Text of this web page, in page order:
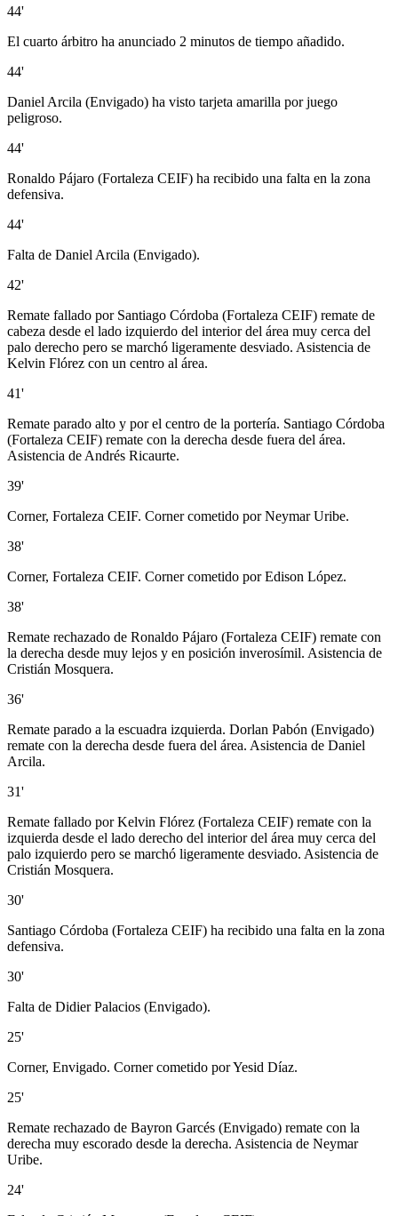
44'
El cuarto árbitro ha anunciado 2 minutos de tiempo añadido.
44'
Daniel Arcila (Envigado) ha visto tarjeta amarilla por juego
peligroso.
44'
Ronaldo Pájaro (Fortaleza CEIF) ha recibido una falta en la zona
defensiva.
44'
Falta de Daniel Arcila (Envigado).
42'
Remate fallado por Santiago Córdoba (Fortaleza CEIF) remate de
cabeza desde el lado izquierdo del interior del área muy cerca del
palo derecho pero se marchó ligeramente desviado. Asistencia de
Kelvin Flórez con un centro al área.
41'
Remate parado alto y por el centro de la portería. Santiago Córdoba
(Fortaleza CEIF) remate con la derecha desde fuera del área.
Asistencia de Andrés Ricaurte.
39'
Corner, Fortaleza CEIF. Corner cometido por Neymar Uribe.
38'
Corner, Fortaleza CEIF. Corner cometido por Edison López.
38'
Remate rechazado de Ronaldo Pájaro (Fortaleza CEIF) remate con
la derecha desde muy lejos y en posición inverosímil. Asistencia de
Cristián Mosquera.
36'
Remate parado a la escuadra izquierda. Dorlan Pabón (Envigado)
remate con la derecha desde fuera del área. Asistencia de Daniel
Arcila.
31'
Remate fallado por Kelvin Flórez (Fortaleza CEIF) remate con la
izquierda desde el lado derecho del interior del área muy cerca del
palo izquierdo pero se marchó ligeramente desviado. Asistencia de
Cristián Mosquera.
30'
Santiago Córdoba (Fortaleza CEIF) ha recibido una falta en la zona
defensiva.
30'
Falta de Didier Palacios (Envigado).
25'
Corner, Envigado. Corner cometido por Yesid Díaz.
25'
Remate rechazado de Bayron Garcés (Envigado) remate con la
derecha muy escorado desde la derecha. Asistencia de Neymar
Uribe.
24'